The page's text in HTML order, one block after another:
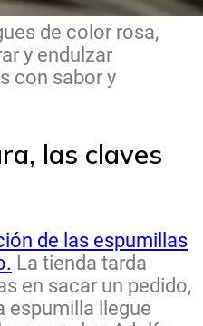
de color rosa,
y endulzar
con sabor y
las claves
de las espumillas
La tienda tarda
en sacar un pedido,
espumilla llegue